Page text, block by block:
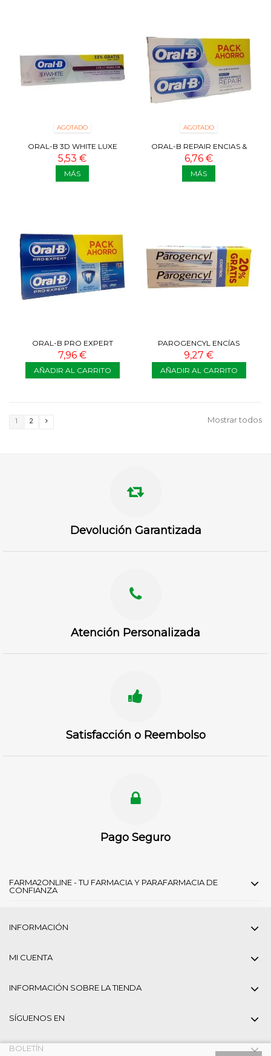
AGOTADO
ORAL-B 3D WHITE LUXE
BRILLO SEDUCTOR 75ML
5,53 €
MÁS
AGOTADO
ORAL-B REPAIR ENCIAS &
ESMALTE PACK AHORRO
2X100 ML
6,76 €
MÁS
ORAL-B PRO EXPERT
DENTÍFRICO PACK AHORRO
2X100 ML
7,96 €
AÑADIR AL CARRITO
PAROGENCYL ENCÍAS
CONTROL 2 X 125 ML 20%
GRATIS
9,27 €
AÑADIR AL CARRITO
Mostrar todos
1 2
Devolución Garantizada
Atención Personalizada
Satisfacción o Reembolso
Pago Seguro
FARMA2ONLINE - TU FARMACIA Y PARAFARMACIA DE
CONFIANZA
INFORMACIÓN
MI CUENTA
INFORMACIÓN SOBRE LA TIENDA
SÍGUENOS EN
BOLETÍN